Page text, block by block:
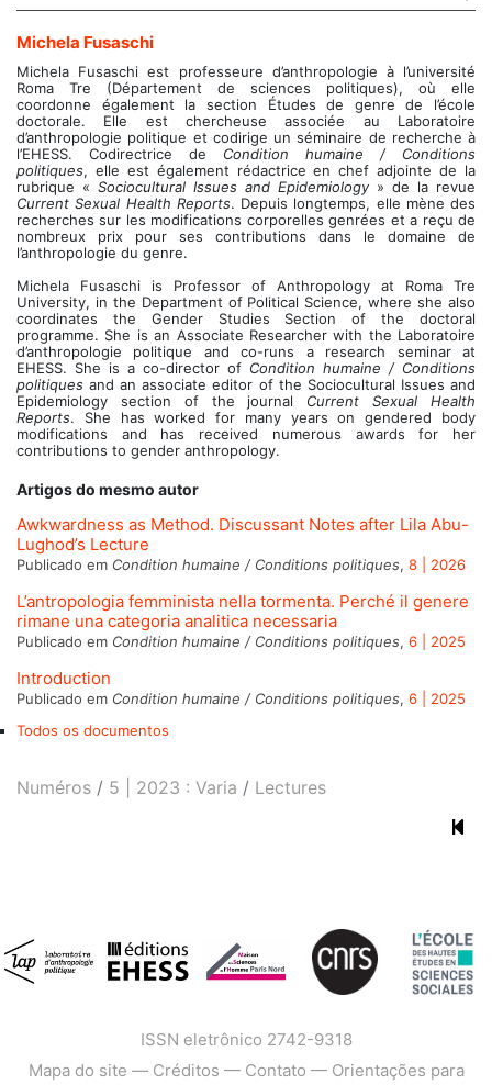
Michela Fusaschi
Michela Fusaschi est professeure d’anthropologie à l’université
Roma Tre (Département de sciences politiques), où elle
coordonne également la section Études de genre de l’école
doctorale. Elle est chercheuse associée au Laboratoire
d’anthropologie politique et codirige un séminaire de recherche à
l’EHESS. Codirectrice de Condition humaine / Conditions
politiques, elle est également rédactrice en chef adjointe de la
rubrique « Sociocultural Issues and Epidemiology» de la revue
Current Sexual Health Reports. Depuis longtemps, elle mène des
recherches sur les modifications corporelles genrées et a reçu de
nombreux prix pour ses contributions dans le domaine de
l’anthropologie du genre.
Michela Fusaschi is Professor of Anthropology at Roma Tre
University, in the Department of Political Science, where she also
coordinates the Gender Studies Section of the doctoral
programme. She is an Associate Researcher with the Laboratoire
d’anthropologie politique and co-runs a research seminar at
EHESS. She is a co-director of Condition humaine / Conditions
politiques and an associate editor of the Sociocultural Issues and
Epidemiology section of the journal Current Sexual Health
Reports. She has worked for many years on gendered body
modifications and has received numerous awards for her
contributions to gender anthropology.
Artigos do mesmo autor
Awkwardness as Method. Discussant Notes after Lila Abu-
Lughod’s Lecture
Publicado em Condition humaine / Conditions politiques, 8 | 2026
L’antropologia femminista nella tormenta. Perché il genere
rimane una categoria analitica necessaria
Publicado em Condition humaine / Conditions politiques, 6 | 2025
Introduction
Publicado em Condition humaine / Conditions politiques, 6 | 2025
Todos os documentos
Numéros 5 | 2023 : Varia Lectures
ISSN eletrônico 2742-9318
Mapa do site — Créditos — Contato — Orientações para